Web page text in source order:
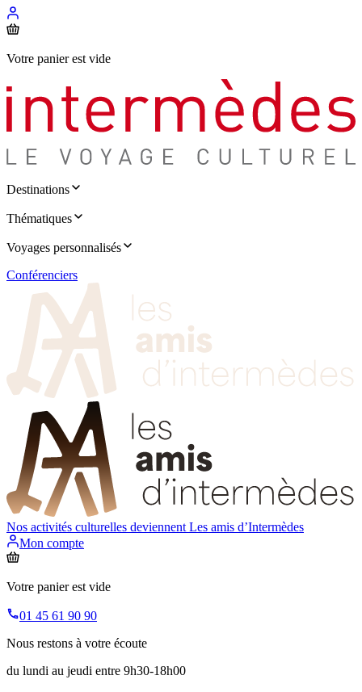
Votre panier est vide
Destinations
Thématiques
Voyages personnalisés
Conférenciers
Nos activités culturelles deviennent Les amis d’Intermèdes
Mon compte
Votre panier est vide
01 45 61 90 90
Nous restons à votre écoute
du lundi au jeudi entre 9h30-18h00